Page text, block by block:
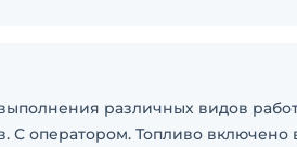
различных видов
С оператором. Топливо включено